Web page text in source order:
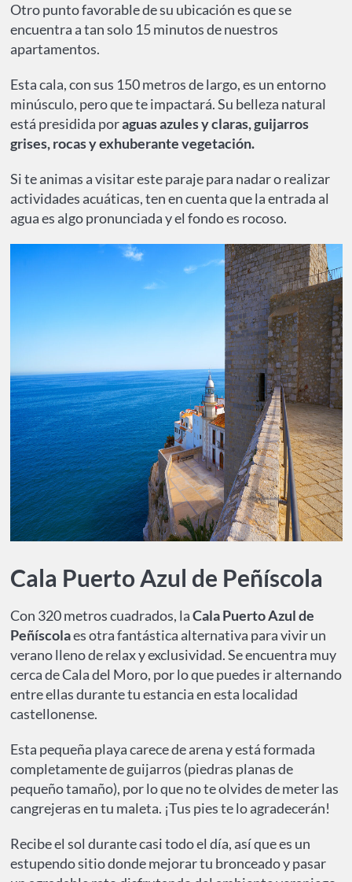
Otro punto favorable de su ubicación es que se
encuentra a tan solo 15 minutos de nuestros
apartamentos.
Esta cala, con sus 150 metros de largo, es un entorno
minúsculo, pero que te impactará. Su belleza natural
está presidida poraguas azules y claras, guijarros
grises, rocas y exhuberante vegetación.
Si te animas a visitar este paraje para nadar o realizar
actividades acuáticas, ten en cuenta que la entrada al
agua es algo pronunciada y el fondo es rocoso.
Cala Puerto Azul de Peñíscola
Con 320 metros cuadrados, laCala Puerto Azul de
Peñíscolaes otra fantástica alternativa para vivir un
verano lleno de relax y exclusividad. Se encuentra muy
cerca de Cala del Moro, por lo que puedes ir alternando
entre ellas durante tu estancia en esta localidad
castellonense.
Esta pequeña playa carece de arena y está formada
completamente de guijarros (piedras planas de
pequeño tamaño), por lo que no te olvides de meter las
cangrejeras en tu maleta. ¡Tus pies te lo agradecerán!
Recibe el sol durante casi todo el día, así que es un
estupendo sitio donde mejorar tu bronceado y pasar